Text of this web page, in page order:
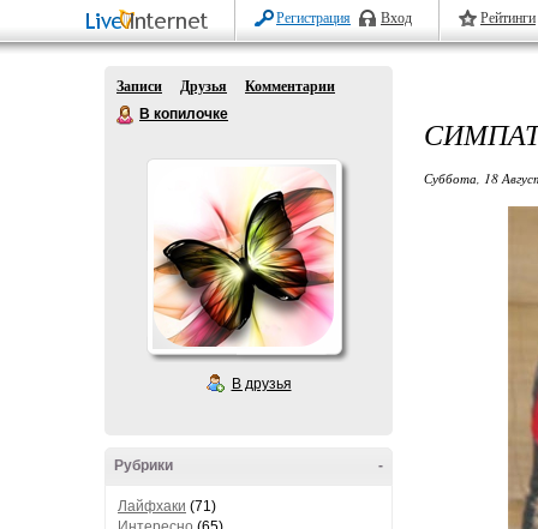
Регистрация Вход Рейтинги
Записи Друзья
Комментарии
В копилочке
В друзья
-
Рубрики
Лайфхаки (71)
Суббота, 18